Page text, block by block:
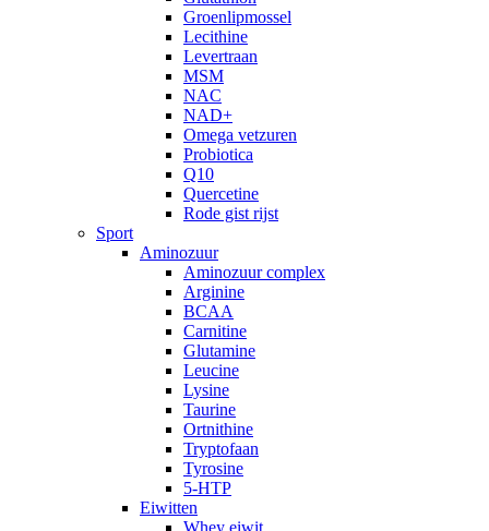
Groenlipmossel
Lecithine
Levertraan
MSM
NAC
NAD+
Omega vetzuren
Probiotica
Q10
Quercetine
Rode gist rijst
Sport
Aminozuur
Aminozuur complex
Arginine
BCAA
Carnitine
Glutamine
Leucine
Lysine
Taurine
Ortnithine
Tryptofaan
Tyrosine
5-HTP
Eiwitten
Whey eiwit